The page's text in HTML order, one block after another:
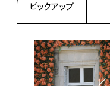
ピックアップ